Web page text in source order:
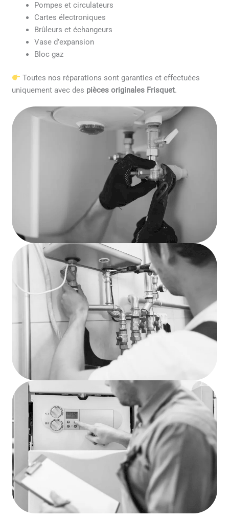
Pompes et circulateurs
Cartes électroniques
Brûleurs et échangeurs
Vase d’expansion
Bloc gaz
Toutes nos réparations sont garanties et effectuées
uniquement avec des pièces originales Frisquet.